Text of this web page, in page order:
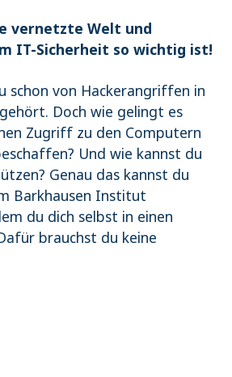
vernetzte Welt und
IT-Sicherheit so wichtig ist!
schon von Hackerangriffen in
Doch wie gelingt es
Zugriff zu den Computern
Und wie kannst du
Genau das kannst du
Barkhausen Institut
du dich selbst in einen
brauchst du keine